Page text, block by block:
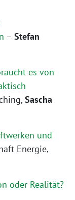
– Stefan
es von
Sascha
und
Energie,
oder Realität?